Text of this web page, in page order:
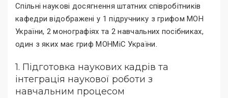
Спільні наукові досягнення штатних співробітників
кафедри відображені у 1 підручнику з грифом МОН
України, 2 монографіях та 2 навчальних посібниках,
один з яких має гриф МОНМіС України.
1. Підготовка наукових кадрів та
інтеграція наукової роботи з
навчальним процесом